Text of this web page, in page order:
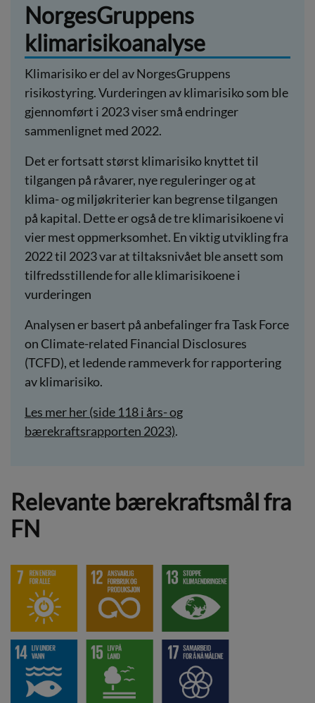
NorgesGruppens
klimarisikoanalyse
Klimarisiko er del av NorgesGruppens
risikostyring. Vurderingen av klimarisiko som ble
gjennomført i 2023 viser små endringer
sammenlignet med 2022.
Det er fortsatt størst klimarisiko knyttet til
tilgangen på råvarer, nye reguleringer og at
klima- og miljøkriterier kan begrense tilgangen
på kapital. Dette er også de tre klimarisikoene vi
vier mest oppmerksomhet. En viktig utvikling fra
2022 til 2023 var at tiltaksnivået ble ansett som
tilfredsstillende for alle klimarisikoene i
vurderingen
Analysen er basert på anbefalinger fra Task Force
on Climate-related Financial Disclosures
(TCFD), et ledende rammeverk for rapportering
av klimarisiko.
Les mer her (side 118 i års- og
bærekraftsrapporten 2023).
Relevante bærekraftsmål fra
FN